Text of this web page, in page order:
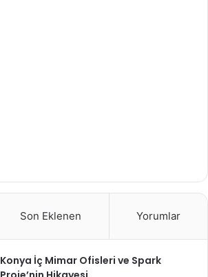
Son Eklenen Yorumlar
Konya İç Mimar Ofisleri ve Spark